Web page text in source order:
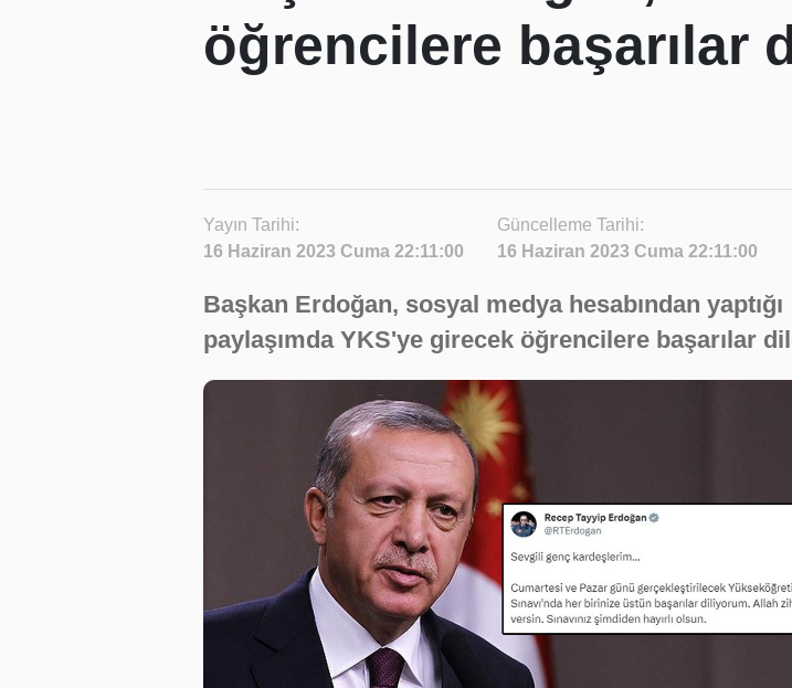
öğrencilere başarılar
Yayın Tarihi:
16 Haziran 2023 Cuma 22:11:00
Güncelleme Tarihi:
16 Haziran 2023 Cuma 22:11:00
Başkan Erdoğan, sosyal medya hesabından yaptığı
paylaşımda YKS'ye girecek öğrencilere başarılar